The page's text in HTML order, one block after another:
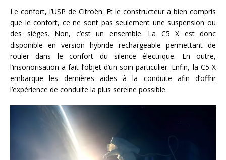
Le confort, l’USP de Citroën. Et le constructeur a bien compris
que le confort, ce ne sont pas seulement une suspension ou
des sièges. Non, c’est un ensemble. La C5 X est donc
disponible en version hybride rechargeable permettant de
rouler dans le confort du silence électrique. En outre,
l’insonorisation a fait l’objet d’un soin particulier. Enfin, la C5 X
embarque les dernières aides à la conduite afin d’offrir
l’expérience de conduite la plus sereine possible.